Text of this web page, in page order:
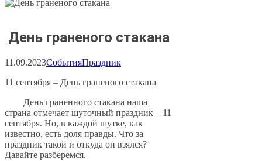
День граненого стакана
11.09.2023СобытияПраздник
11 сентября – День граненого стакана
День граненного стакана наша
страна отмечает шуточный праздник – 11
сентября. Но, в каждой шутке, как
известно, есть доля правды. Что за
праздник такой и откуда он взялся?
Давайте разберемся.